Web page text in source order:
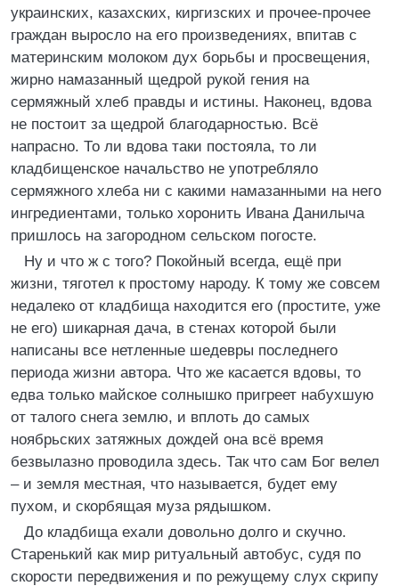
украинских, казахских, киргизских и прочее-прочее
граждан выросло на его произведениях, впитав с
материнским молоком дух борьбы и просвещения,
жирно намазанный щедрой рукой гения на
сермяжный хлеб правды и истины. Наконец, вдова
не постоит за щедрой благодарностью. Всё
напрасно. То ли вдова таки постояла, то ли
кладбищенское начальство не употребляло
сермяжного хлеба ни с какими намазанными на него
ингредиентами, только хоронить Ивана Данилыча
пришлось на загородном сельском погосте.
Ну и что ж с того? Покойный всегда, ещё при
жизни, тяготел к простому народу. К тому же совсем
недалеко от кладбища находится его (простите, уже
не его) шикарная дача, в стенах которой были
написаны все нетленные шедевры последнего
периода жизни автора. Что же касается вдовы, то
едва только майское солнышко пригреет набухшую
от талого снега землю, и вплоть до самых
ноябрьских затяжных дождей она всё время
безвылазно проводила здесь. Так что сам Бог велел
– и земля местная, что называется, будет ему
пухом, и скорбящая муза рядышком.
До кладбища ехали довольно долго и скучно.
Старенький как мир ритуальный автобус, судя по
скорости передвижения и по режущему слух скрипу